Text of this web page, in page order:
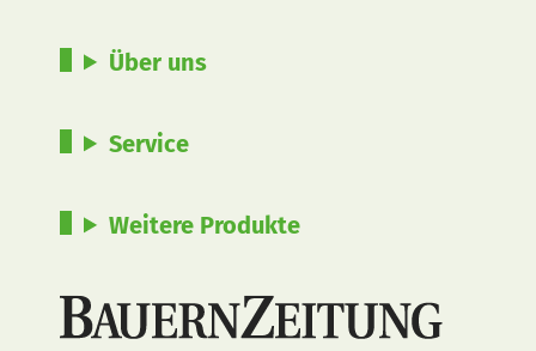
Über uns
Service
Weitere Produkte